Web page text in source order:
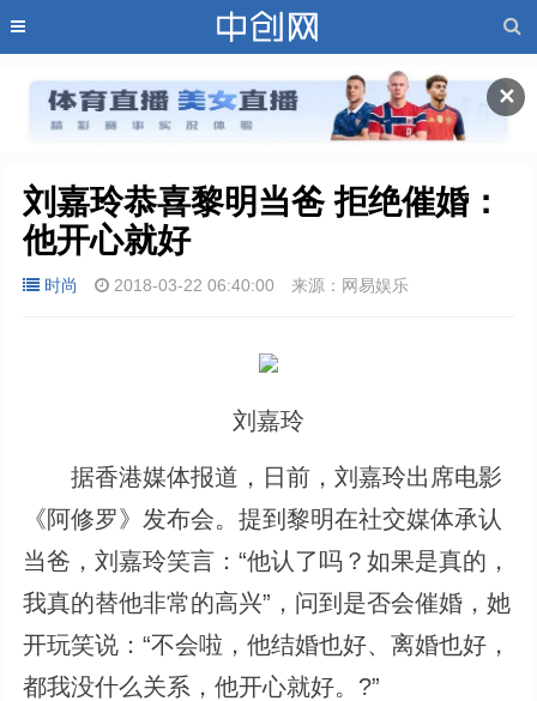
✕
刘嘉玲恭喜黎明当爸 拒绝催婚：
他开心就好
时尚 2018-03-22 06:40:00 来源：网易娱乐
刘嘉玲
据香港媒体报道，日前，刘嘉玲出席电影
《阿修罗》发布会。提到黎明在社交媒体承认
当爸，刘嘉玲笑言：“他认了吗？如果是真的，
我真的替他非常的高兴”，问到是否会催婚，她
开玩笑说：“不会啦，他结婚也好、离婚也好，
都我没什么关系，他开心就好。?”